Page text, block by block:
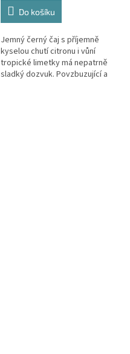
Do košíku
Jemný černý čaj s příjemně
kyselou chutí citronu i vůní
tropické limetky má nepatrně
sladký dozvuk. Povzbuzující a